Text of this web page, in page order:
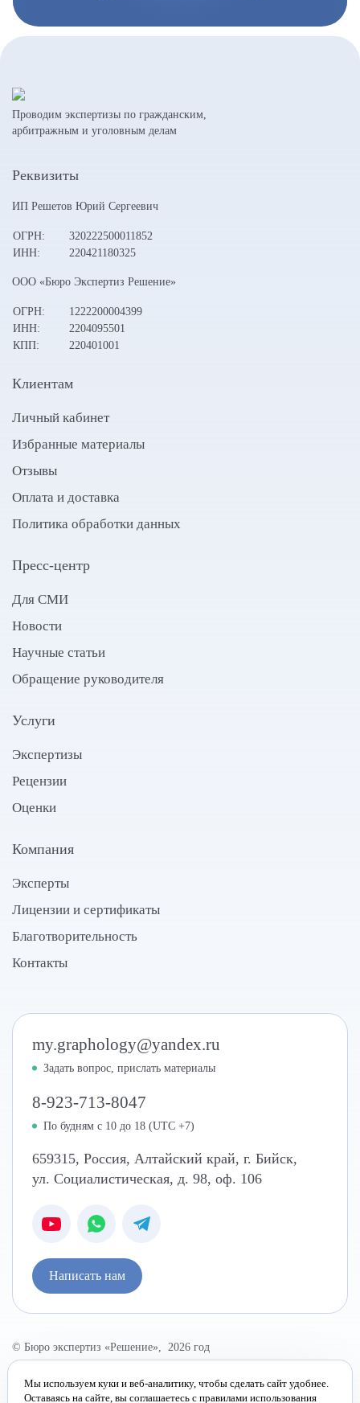
Проводим экспертизы по гражданским,
арбитражным и уголовным делам
Реквизиты
ИП Решетов Юрий Сергеевич
ОГРН:
320222500011852
ИНН:
220421180325
ООО «Бюро Экспертиз Решение»
ОГРН:
1222200004399
ИНН:
2204095501
КПП:
220401001
Клиентам
Личный кабинет
Избранные материалы
Отзывы
Оплата и доставка
Политика обработки данных
Пресс-центр
Для СМИ
Новости
Научные статьи
Обращение руководителя
Услуги
Экспертизы
Рецензии
Оценки
Компания
Эксперты
Лицензии и сертификаты
Благотворительность
Контакты
my.graphology@yandex.ru
Задать вопрос, прислать материалы
8-923-713-8047
По будням с 10 до 18 (UTC +7)
659315, Россия, Алтайский край, г. Бийск,
ул. Социалистическая, д. 98, оф. 106
Написать нам
© Бюро экспертиз «Решение», 2026 год
является публичной офертой. Продавец оставляет за собой право в
Мы используем куки и веб-аналитику, чтобы сделать сайт удобнее.
Оставаясь на сайте, вы соглашаетесь с правилами использования